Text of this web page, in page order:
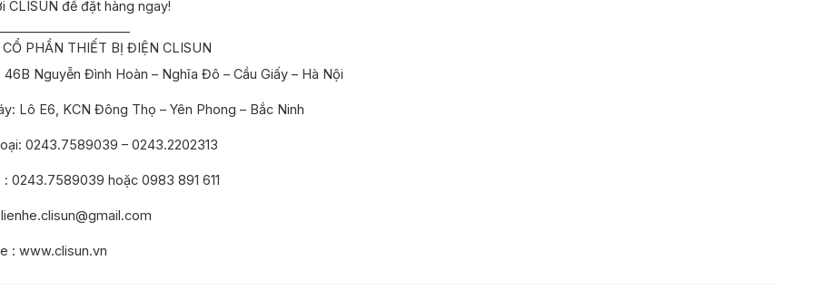
CLISUN để đặt hàng ngay!
CỔ PHẦN THIẾT BỊ ĐIỆN CLISUN
Nguyễn Đình Hoàn – Nghĩa Đô – Cầu Giấy – Hà Nội
Lô E6, KCN Đông Thọ – Yên Phong – Bắc Ninh
0243.7589039 – 0243.2202313
0243.7589039 hoặc 0983 891 611
: www.clisun.vn